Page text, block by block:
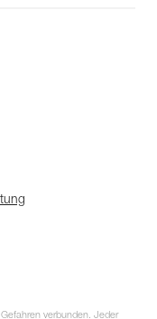
verbunden. Jeder